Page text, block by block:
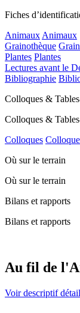
Fiches
Animaux Animaux
Grainothèque
Plantes Plantes
Lectures avant le
Bibliographie
Colloques &
Colloques &
Colloques
Où sur le terrain
Où sur le terrain
Bilans et rapports
Bilans et rapports
Au fil de
Voir descriptif